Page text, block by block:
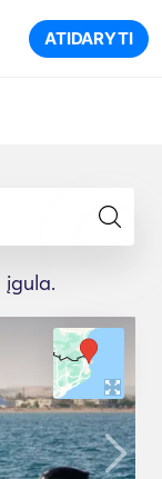
ATIDARYTI
įgula.